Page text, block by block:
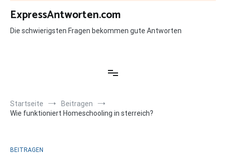
Zum
Inhalt
springen
ExpressAntworten.com
Die schwierigsten Fragen bekommen gute Antworten
Startseite
Beitragen
Wie funktioniert Homeschooling in sterreich?
BEITRAGEN